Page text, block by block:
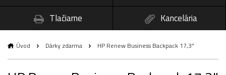
Tlačiarne
Kancelária
Úvod Dárky zdarma HP Renew Business Backpack 17,3"